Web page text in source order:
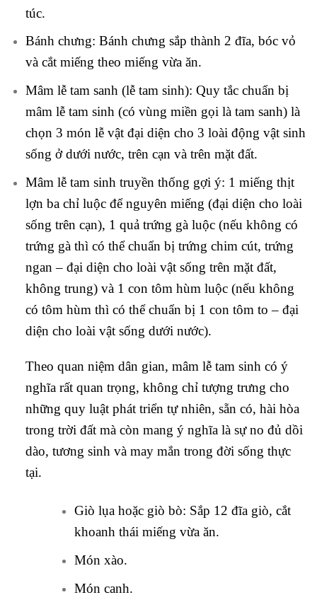
túc.
Bánh chưng: Bánh chưng sắp thành 2 đĩa, bóc vỏ
và cắt miếng theo miếng vừa ăn.
Mâm lễ tam sanh (lễ tam sinh): Quy tắc chuẩn bị
mâm lễ tam sinh (có vùng miền gọi là tam sanh) là
chọn 3 món lễ vật đại diện cho 3 loài động vật sinh
sống ở dưới nước, trên cạn và trên mặt đất.
Mâm lễ tam sinh truyền thống gợi ý: 1 miếng thịt
lợn ba chỉ luộc để nguyên miếng (đại diện cho loài
sống trên cạn), 1 quả trứng gà luộc (nếu không có
trứng gà thì có thể chuẩn bị trứng chim cút, trứng
ngan – đại diện cho loài vật sống trên mặt đất,
không trung) và 1 con tôm hùm luộc (nếu không
có tôm hùm thì có thể chuẩn bị 1 con tôm to – đại
diện cho loài vật sống dưới nước).
Theo quan niệm dân gian, mâm lễ tam sinh có ý
nghĩa rất quan trọng, không chỉ tượng trưng cho
những quy luật phát triển tự nhiên, sẵn có, hài hòa
trong trời đất mà còn mang ý nghĩa là sự no đủ dồi
dào, tương sinh và may mắn trong đời sống thực
tại.
Giò lụa hoặc giò bò: Sắp 12 đĩa giò, cắt
khoanh thái miếng vừa ăn.
Món xào.
Món canh.